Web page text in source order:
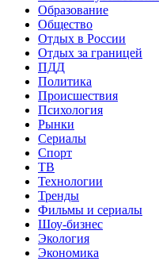
Образование
Общество
Отдых в России
Отдых за границей
ПДД
Политика
Происшествия
Психология
Рынки
Сериалы
Спорт
ТВ
Технологии
Тренды
Фильмы и сериалы
Шоу-бизнес
Экология
Экономика